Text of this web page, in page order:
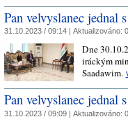
Pan velvyslanec jednal
31.10.2023 / 09:14 | Aktualizováno:
Dne
iráckým
Saadawim.
Pan velvyslanec jednal
31.10.2023 / 09:09 | Aktualizováno: